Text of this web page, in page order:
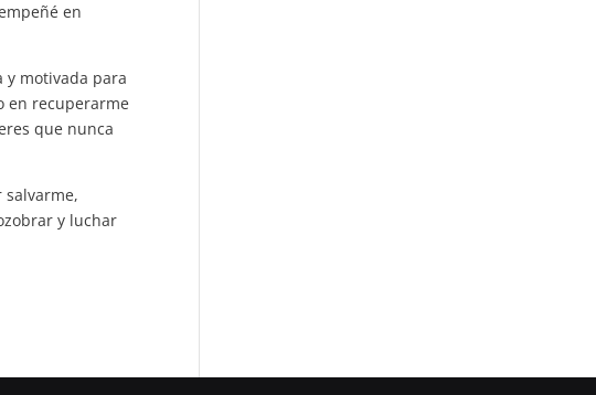
en
y motivada para
en recuperarme
que nunca
salvarme,
y luchar